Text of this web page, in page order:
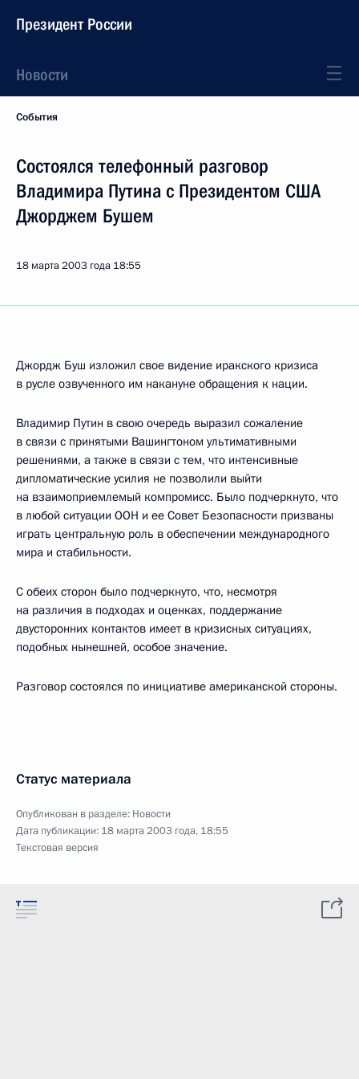
Президент России
Новости
События
Состоялся телефонный разговор
Владимира Путина с Президентом США
Джорджем Бушем
18 марта 2003 года 18:55
Джордж Буш изложил свое видение иракского кризиса
в русле озвученного им накануне обращения к нации.
Владимир Путин в свою очередь выразил сожаление
в связи с принятыми Вашингтоном ультимативными
решениями, а также в связи с тем, что интенсивные
дипломатические усилия не позволили выйти
на взаимоприемлемый компромисс. Было подчеркнуто, что
в любой ситуации ООН и ее Совет Безопасности призваны
играть центральную роль в обеспечении международного
мира и стабильности.
С обеих сторон было подчеркнуто, что, несмотря
на различия в подходах и оценках, поддержание
двусторонних контактов имеет в кризисных ситуациях,
подобных нынешней, особое значение.
Разговор состоялся по инициативе американской стороны.
Статус материала
Опубликован в разделе: Новости
Дата публикации: 18 марта 2003 года, 18:55
Текстовая версия